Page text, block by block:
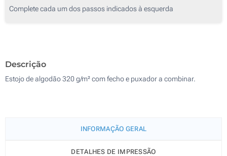
125
Outra :
Complete cada um dos passos indicados à esquerda
Descrição
Estojo de algodão 320 g/m² com fecho e puxador a combinar.
INFORMAÇÃO GERAL
DETALHES DE IMPRESSÃO